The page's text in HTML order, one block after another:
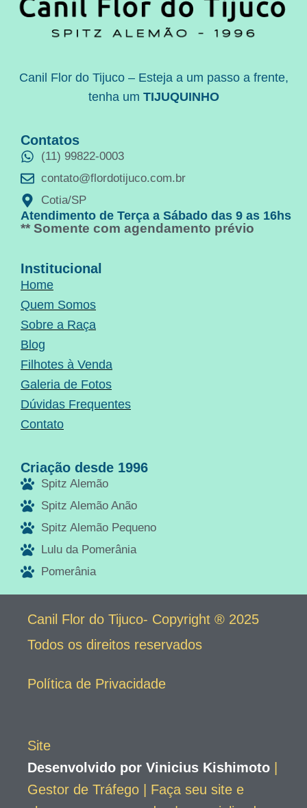
Canil Flor do Tijuco – Esteja a um passo a frente,
tenha um TIJUQUINHO
Contatos
(11) 99822-0003
contato@flordotijuco.com.br
Cotia/SP
Atendimento de Terça a Sábado das 9 as 16hs
** Somente com agendamento prévio
Institucional
Home
Quem Somos
Sobre a Raça
Blog
Filhotes à Venda
Galeria de Fotos
Dúvidas Frequentes
Contato
Criação desde 1996
Spitz Alemão
Spitz Alemão Anão
Spitz Alemão Pequeno
Lulu da Pomerânia
Pomerânia
Canil Flor do Tijuco- Copyright ® 2025
Todos os direitos reservados
Política de Privacidade
Site
Desenvolvido por Vinicius Kishimoto
Gestor de Tráfego | Faça seu site e